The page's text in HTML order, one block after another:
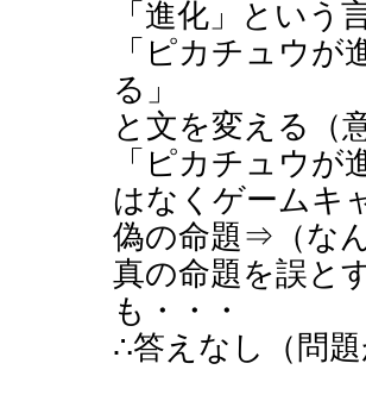
「進化」という
「ピカチュウ
る」
と文を変える（
「ピカチュウが
はなくゲームキ
偽の命題⇒（な
真の命題を誤と
も・・・
∴答えなし（問